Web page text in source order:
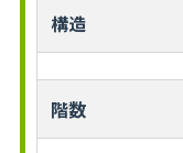
構造
階数